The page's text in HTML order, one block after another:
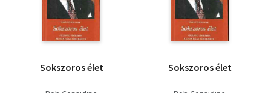
Sokszoros élet Sokszoros élet